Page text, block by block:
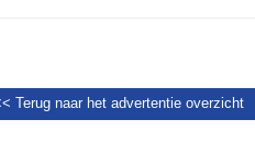
Terug naar het advertentie overzicht